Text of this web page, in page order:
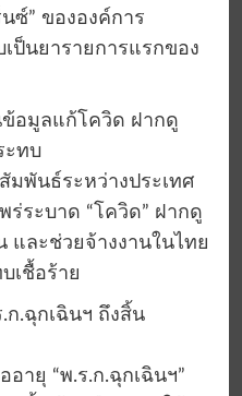
ซ์” ขององค์การ
ป็นยารายการแรกของ
ข้อมูลแก้โควิด ฝากดู
ะทบ
มพันธ์ระหว่างประเทศ
ระบาด “โควิด” ฝากดู
และช่วยจ้างงานในไทย
เชื้อร้าย
ก.ฉุกเฉินฯ ถึงสิ้น
ายุ “พ.ร.ก.ฉุกเฉินฯ”